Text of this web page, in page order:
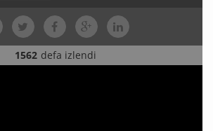
1562 defa izlendi